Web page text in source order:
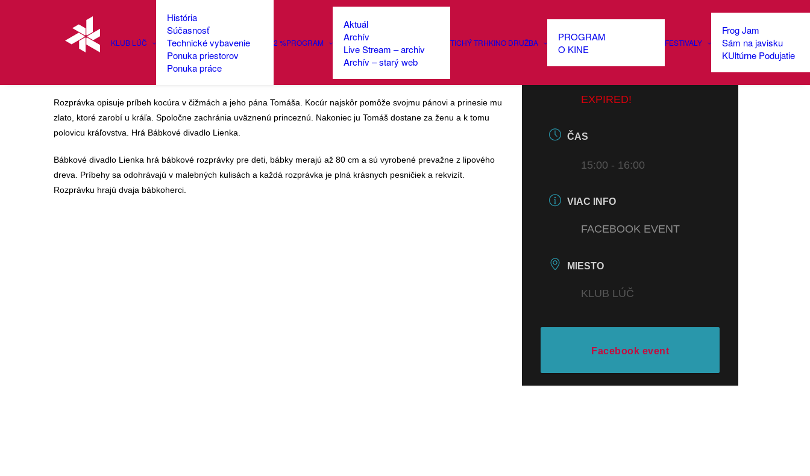
KLUB LÚČ
História
Súčasnosť
Technické vybavenie
Ponuka priestorov
Ponuka práce
2 %PROGRAM
Aktuál
Archív
Live Stream – archiv
Archív – starý web
TICHÝ TRHKINO DRUŽBA
PROGRAM
O KINE
FESTIVALY
Frog Jam
Sám na javisku
KUltúrne Podujatie
Detský divadelný klub: Kocúr v čižmách
Rozprávka opisuje príbeh kocúra v čižmách a jeho pána Tomáša. Kocúr najskôr pomôže svojmu pánovi a prinesie mu
zlato, ktoré zarobí u kráľa. Spoločne zachránia uväznenú princeznú. Nakoniec ju Tomáš dostane za ženu a k tomu
polovicu kráľovstva. Hrá Bábkové divadlo Lienka.
Bábkové divadlo Lienka hrá bábkové rozprávky pre deti, bábky merajú až 80 cm a sú vyrobené prevažne z lipového
dreva. Príbehy sa odohrávajú v malebných kulisách a každá rozprávka je plná krásnych pesničiek a rekvizít.
Rozprávku hrajú dvaja bábkoherci.
DÁTUM
12 MAR 2023
EXPIRED!
ČAS
15:00 - 16:00
VIAC INFO
FACEBOOK EVENT
MIESTO
KLUB LÚČ
Facebook event